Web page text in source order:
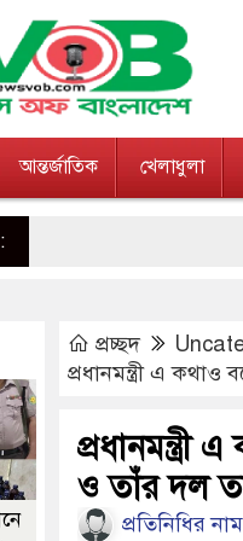
আন্তর্জাতিক খেলাধুলা
প্রচ্ছদ
প্রধানমন্ত্রী এ
ও তাঁর দল
প্রতিনিধির